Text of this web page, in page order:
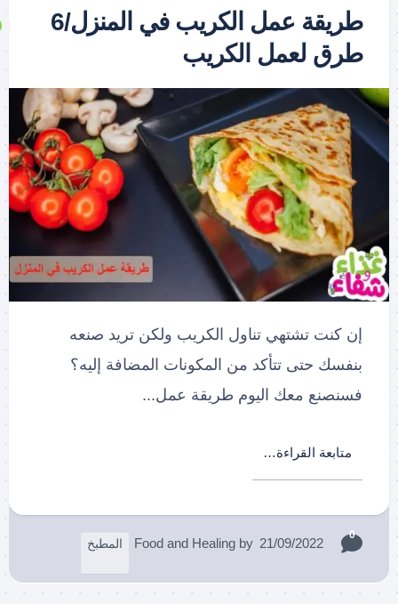
طريقة عمل الكريب في المنزل/6
طرق لعمل الكريب
إن كنت تشتهي تناول الكريب ولكن تريد صنعه
بنفسك حتى تتأكد من المكونات المضافة إليه؟
فسنصنع معك اليوم طريقة عمل...
متابعة القراءة…
21/09/2022
by
Food and Healing المطبخ
0